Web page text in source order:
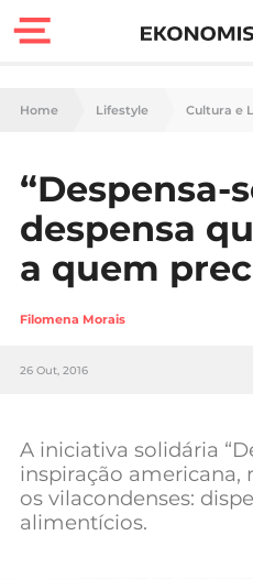
Finanças
Carreira
Casa
Lifestyle
Sociedade
Negócios
Mundial 2026
Home Lifestyle Cultura e
“Despensa-
despensa
a quem
Filomena Morais
26 Out, 2016
A iniciativa solidária
inspiração americana,
os vilacondenses:
alimentícios.